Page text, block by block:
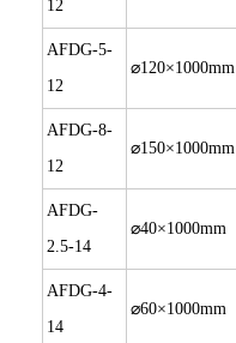
12
AFDG-5-
12
⌀120×1000mm
AFDG-8-
12
⌀150×1000mm
AFDG-
2.5-14
⌀40×1000mm
AFDG-4-
14
⌀60×1000mm